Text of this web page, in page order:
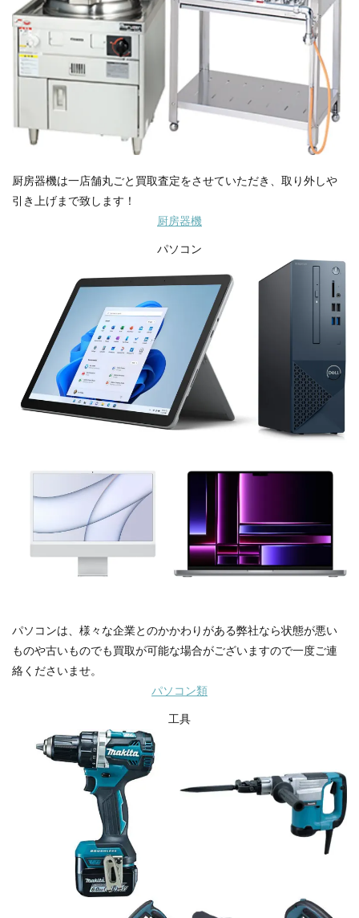
厨房器機は一店舗丸ごと買取査定をさせていただき、取り外しや
引き上げまで致します！
厨房器機
パソコン
パソコンは、様々な企業とのかかわりがある弊社なら状態が悪い
ものや古いものでも買取が可能な場合がございますので一度ご連
絡くださいませ。
パソコン類
工具